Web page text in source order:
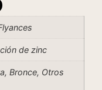
de zinc
Bronce, Otros